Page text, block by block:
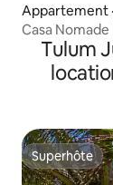
Appartement
Casa Nomade
Tulum
Superhôte
Superhôte